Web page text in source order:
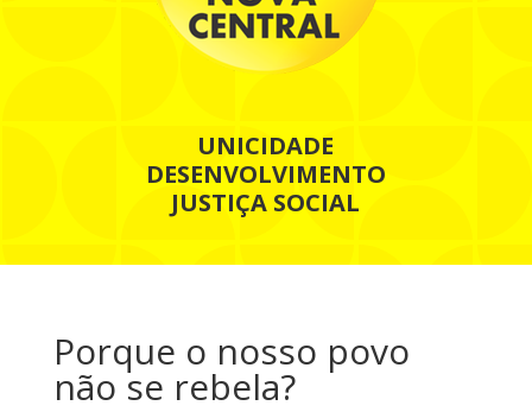
UNICIDADE
DESENVOLVIMENTO
JUSTIÇA SOCIAL
Porque o nosso povo
não se rebela?